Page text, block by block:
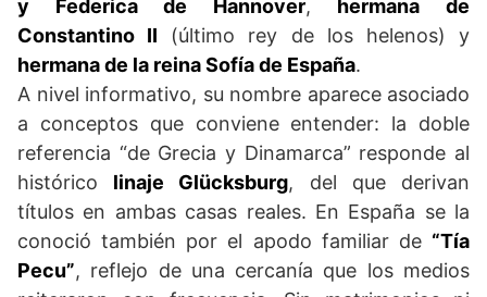
y Federica de Hannover, hermana de
Constantino II (último rey de los helenos) y
hermana de la reina Sofía de España.
A nivel informativo, su nombre aparece asociado
a conceptos que conviene entender: la doble
referencia “de Grecia y Dinamarca” responde al
histórico linaje Glücksburg, del que derivan
títulos en ambas casas reales. En España se la
conoció también por el apodo familiar de “Tía
Pecu”, reflejo de una cercanía que los medios